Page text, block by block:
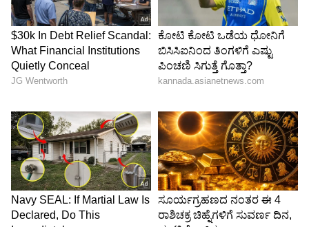
KN Kannadaprabha News
1967ರ ನವೆಂಬರ್ 4ರಂದು ಆರಂಭವಾದ ಕನ್ನಡಪ್ರಭ ಕನ್ನಡ
ಪತ್ರಿಕೋದ್ಯಮದಲ್ಲಿಯೇ ವಿಶೇಷ ಛಾಪು ಮೂಡಿಸಿದ ಕನ್ನಡ ದಿನ
ಪತ್ರಿಕೆ. ದೇಶ, ವಿದೇಶ, ವಾಣಿಜ್ಯ, ಕ್ರೀಡೆ, ಮನೋರಂಜನೆ ಸೇರಿ
ವೈವಿಧ್ಯಮಯ ಸುದ್ದಿಗಳ ಹೂರಣ ಹೊತ್ತು ತರುವ ಕನ್ನಡಪ್ರಭ,
ಕನ್ನಡಿಗರ ಅಸ್ಮಿತೆಯ ಸಂಕೇತ. ಸದಾ ಕರುನಾಡು, ನುಡಿ, ಸಂಸ್ಕೃತಿ
ಕರ್ನಾಟಕ ಮಳೆ